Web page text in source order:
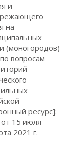
и
на
(моногородов)
вопросам
ресурс]:
15 июля
2021 г.